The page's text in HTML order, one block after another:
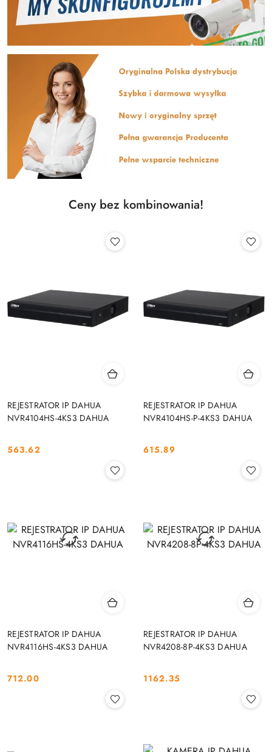
Ceny bez kombinowania!
REJESTRATOR IP DAHUA
NVR4104HS-4KS3 DAHUA
Cena:
563.62
REJESTRATOR IP DAHUA
NVR4104HS-P-4KS3 DAHUA
Cena:
615.89
REJESTRATOR IP DAHUA
NVR4116HS-4KS3 DAHUA
Cena:
712.00
REJESTRATOR IP DAHUA
NVR4208-8P-4KS3 DAHUA
Cena:
1162.35